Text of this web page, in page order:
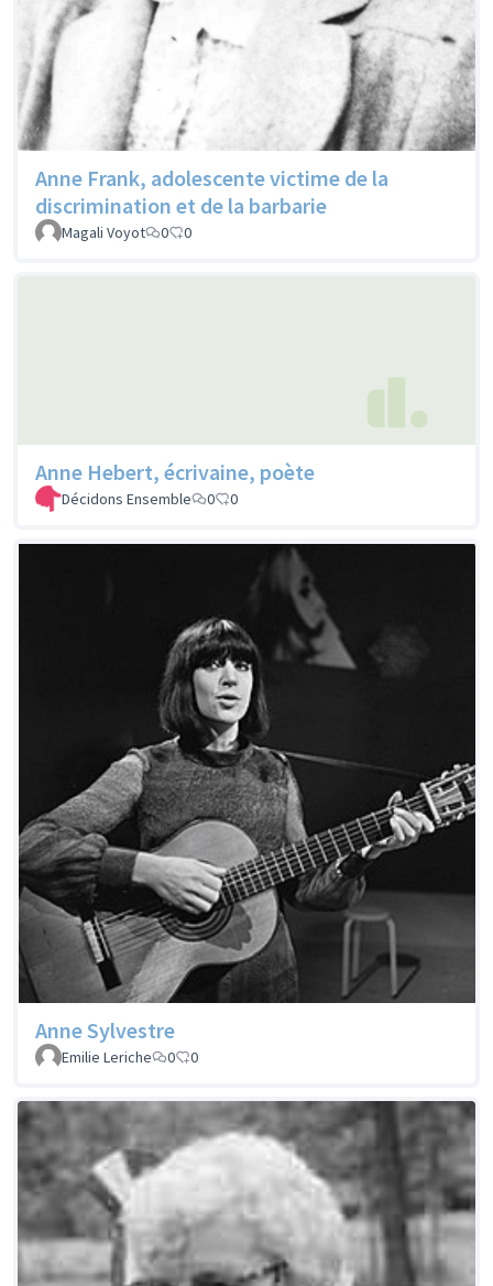
Anne Frank, adolescente victime de la
discrimination et de la barbarie
Magali Voyot 0 0
Anne Hebert, écrivaine, poète
Décidons Ensemble 0 0
Anne Sylvestre
Emilie Leriche 0 0